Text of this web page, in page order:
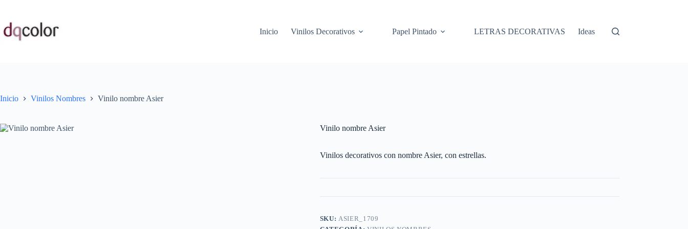
contenido
Inicio
Vinilos Decorativos Papel Pintado LETRAS DECORATIVAS Ideas
Inicio Vinilos Nombres Vinilo nombre Asier
Vinilo nombre Asier
Vinilos decorativos con nombre Asier, con estrellas.
SKU:ASIER_1709